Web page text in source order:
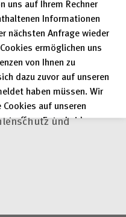
uns auf Ihrem Rechner
Informationen
nächsten Anfrage wieder
ermöglichen uns
von Ihnen zu
dazu zuvor auf unseren
haben müssen. Wir
auf unseren
Entscheidung
und somit auch eine
widerrufen.
perspektivischen
Fachwissens bei: für
und Rückbau
Zwischen- und
und